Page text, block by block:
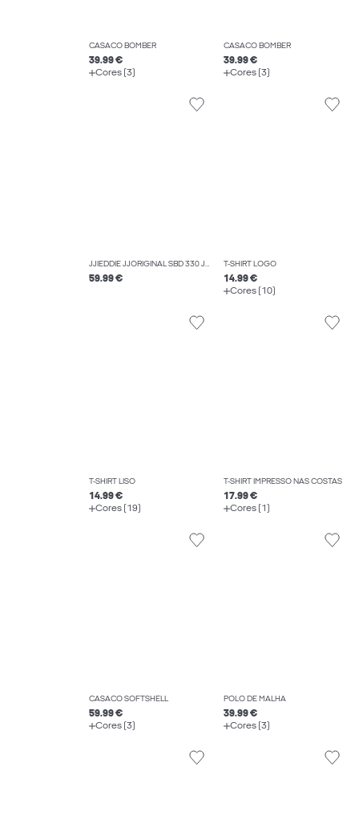
CASACO BOMBER
39.99 €
Cores (3)
CASACO BOMBER
39.99 €
Cores (3)
JJIEDDIE JJORIGINAL SBD 330 JEANS LOOSE FIT
59.99 €
T-SHIRT LOGO
14.99 €
Cores (10)
T-SHIRT LISO
14.99 €
Cores (19)
T-SHIRT IMPRESSO NAS COSTAS
17.99 €
Cores (1)
CASACO SOFTSHELL
59.99 €
Cores (3)
PÓLO DE MALHA
39.99 €
Cores (3)